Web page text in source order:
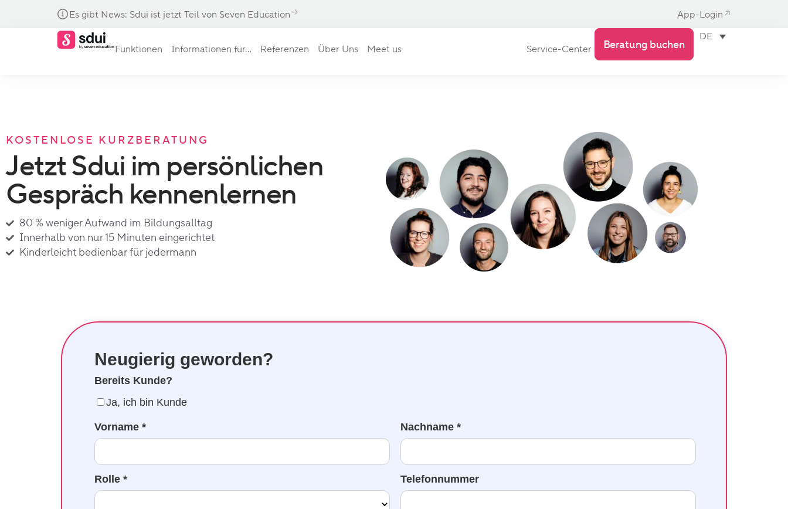
Es gibt News: Sdui ist jetzt Teil von Seven Education App-Login
Funktionen Informationen für... Referenzen Über Uns Meet us Service-Center Beratung buchen
DE
KOSTENLOSE KURZBERATUNG​
Jetzt Sdui im persönlichen
Gespräch kennenlernen​
80 % weniger Aufwand im Bildungsalltag
Innerhalb von nur 15 Minuten eingerichtet
Kinderleicht bedienbar für jedermann